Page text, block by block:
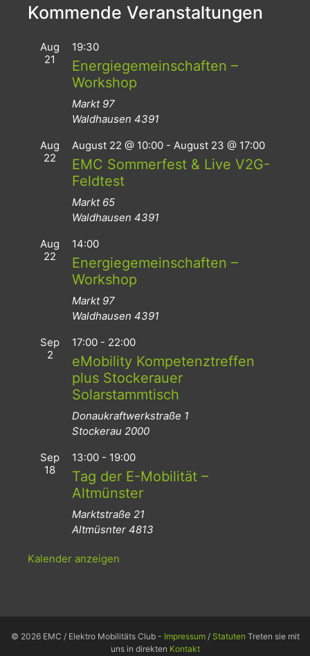
Kommende Veranstaltungen
Aug
21
19:30
Energiegemeinschaften –
Workshop
Markt 97
Waldhausen 4391
Aug
22
August 22 @ 10:00 - August 23 @ 17:00
EMC Sommerfest & Live V2G-
Feldtest
Markt 65
Waldhausen 4391
Aug
22
14:00
Energiegemeinschaften –
Workshop
Markt 97
Waldhausen 4391
Sep
2
17:00 - 22:00
eMobility Kompetenztreffen
plus Stockerauer
Solarstammtisch
Donaukraftwerkstraße 1
Stockerau 2000
Sep
18
13:00 - 19:00
Tag der E-Mobilität –
Altmünster
Marktstraße 21
Altmüsnter 4813
Kalender anzeigen
© 2026 EMC / Elektro Mobilitäts Club - Impressum/ Statuten Treten sie mit
uns in direkten Kontakt